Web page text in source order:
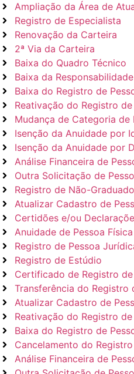
Ampliação da Área de
Registro de Especialista
Renovação da Carteira
2ª Via da Carteira
Baixa do Quadro Técnico
Baixa da
Baixa do Registro de
Reativação do Registro de
Mudança de Categoria de
Isenção da Anuidade por
Isenção da Anuidade por
Análise Financeira de
Outra Solicitação de
Registro de Não-
Atualizar Cadastro de
Certidões e/ou
Anuidade de Pessoa Física
Registro de Pessoa
Registro de Estúdio
Certificado de Registro
Transferência do Registro
Atualizar Cadastro de
Reativação do Registro
Baixa do Registro de
Cancelamento do
Análise Financeira de